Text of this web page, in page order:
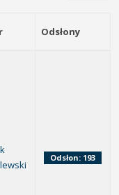
Odsłony
Odsłon: 193